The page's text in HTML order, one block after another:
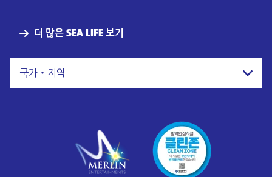
더 많은 SEA LIFE 보기
국가・지역